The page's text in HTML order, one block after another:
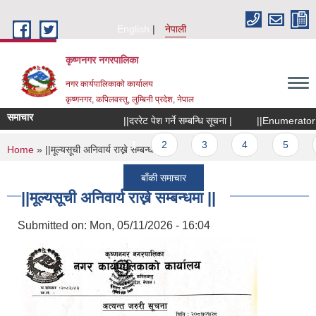
English
नेपाली
कृष्णनगर नगरपालिका
नगर कार्यपालिकाको कार्यालय
कृष्णनगर, कपिलवस्तु, लुम्बिनी प्रदेश, नेपाल
समाचार ||दररेट पेश गर्ने सम्बन्धि सूचना | ||Enumerator
Pages
1 2
बाँकी समाचार
You are here
Home » ||मूल्यसूची अनिवार्य राख्ने सम्बन्धमा ||
||मूल्यसूची अनिवार्य राख्ने सम्बन्धमा ||
Submitted on: Mon, 05/11/2026 - 16:04